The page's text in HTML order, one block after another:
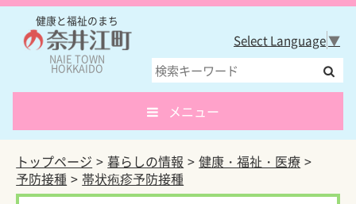
健康と福祉のまち
NAIE TOWN
HOKKAIDO
Select Language▼
メニュー
トップページ 暮らしの情報
健康・福祉・医療
予防接種
帯状疱疹予防接種